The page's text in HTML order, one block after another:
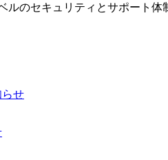
ルのセキュリティとサポート
らせ